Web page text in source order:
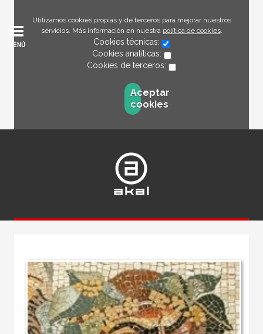
Utilizamos cookies propias y de terceros para mejorar nuestros
servicios. Más información en nuestra política de cookies.
Cookies técnicas:
Cookies analíticas:
Cookies de terceros:
Aceptar
cookies
MENÚ